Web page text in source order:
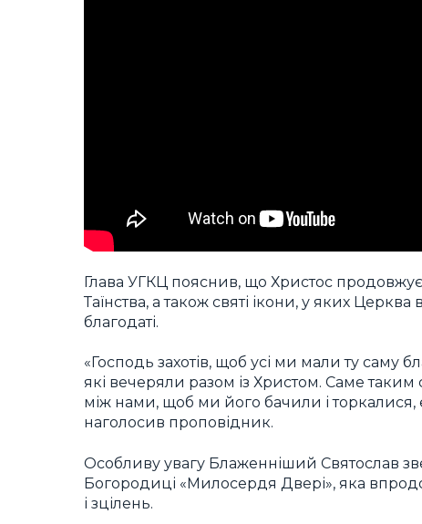
Глава УГКЦ пояснив, що Христос
Таїнства, а також святі ікони, у яких
благодаті.
«Господь захотів, щоб усі ми мали ту саму
які вечеряли разом із Христом. Саме
між нами, щоб ми його бачили і торкалися,
наголосив проповідник.
Особливу увагу Блаженніший Святослав
Богородиці «Милосердя Двері», яка
і зцілень.